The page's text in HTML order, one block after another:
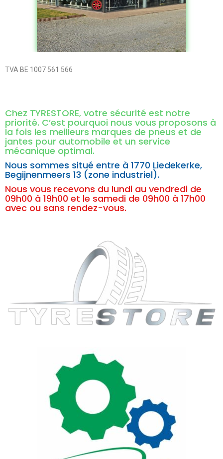
TVA BE 1007 561 566
Chez TYRESTORE, votre sécurité est notre
priorité. C’est pourquoi nous vous proposons à
la fois les meilleurs marques de pneus et de
jantes pour automobile et un service
mécanique optimal.
Nous sommes situé entre à 1770 Liedekerke,
Begijnenmeers 13 (zone industriel).
Nous vous recevons du lundi au vendredi de
09h00 à 19h00 et le samedi de 09h00 à 17h00
avec ou sans rendez-vous.